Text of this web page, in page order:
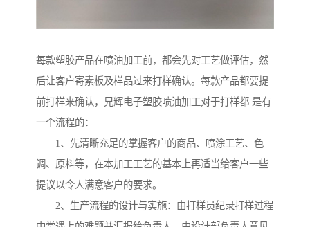
每款塑胶产品在喷油加工前，都会先对工艺做评估，然
后让客户寄素板及样品过来打样确认。每款产品都要提
前打样来确认，兄辉电子塑胶喷油加工对于打样都 是有
一个流程的：
1、先清晰充足的掌握客户的商品、喷涂工艺、色
调、原料等，在本加工工艺的基本上再适当给客户一些
提议以令人满意客户的要求。
2、生产流程的设计与实施：由打样员纪录打样过程